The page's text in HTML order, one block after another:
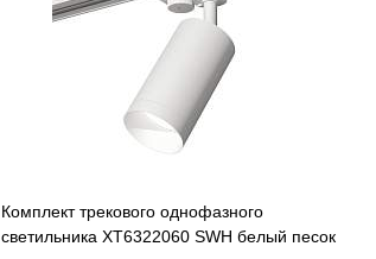
Комплект трекового однофазного
светильника XT6322060 SWH белый песок